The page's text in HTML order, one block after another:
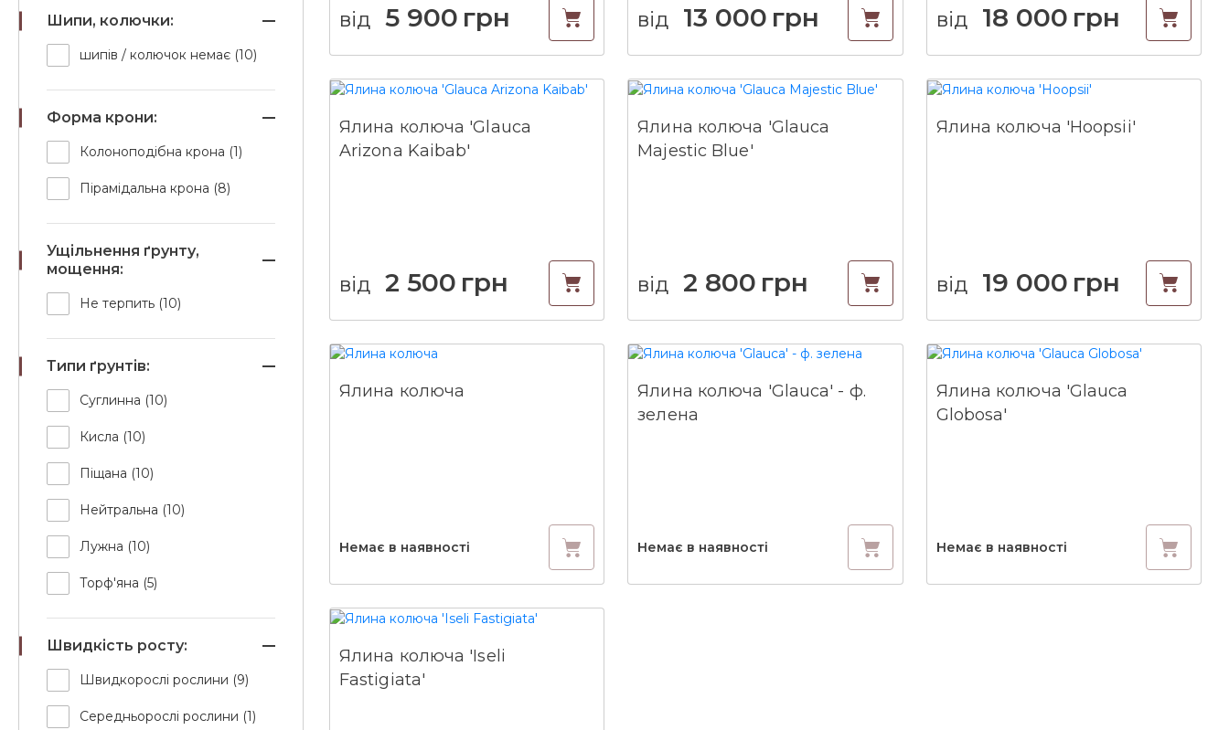
Шипи, колючки:
шипів / колючок немає (10)
Форма крони:
Колоноподібна крона (1)
Пірамідальна крона (8)
Ущільнення ґрунту,
мощення:
Не терпить (10)
Типи ґрунтів:
Суглинна (10)
Кисла (10)
Піщана (10)
Нейтральна (10)
Лужна (10)
Торф'яна (5)
Швидкість росту:
Швидкорослі рослини (9)
Середньорослі рослини (1)
від 5 900 грн від 13 000 грн від 18 000 грн
Ялина колюча 'Glauca
Arizona Kaibab'
від 2 500 грн
Ялина колюча 'Glauca
Majestic Blue'
від 2 800 грн
Ялина колюча 'Hoopsii'
від 19 000 грн
Ялина колюча
Немає в наявності
Ялина колюча 'Glauca' - ф.
зелена
Немає в наявності
Ялина колюча 'Glauca
Globosa'
Немає в наявності
Ялина колюча 'Iseli
Fastigiata'